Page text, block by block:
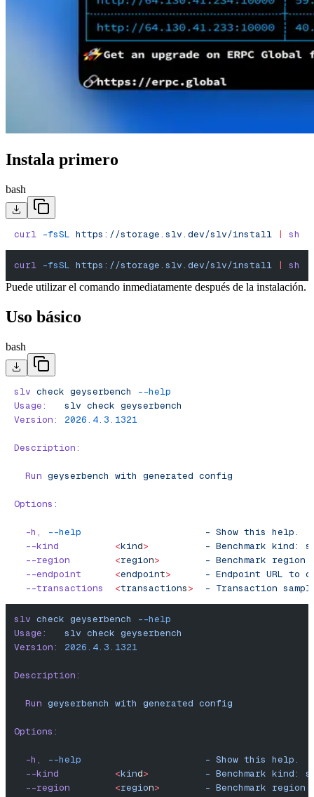
Instala primero
bash
curl -fsSL https://storage.slv.dev/slv/install | sh
curl -fsSL https://storage.slv.dev/slv/install |
sh
Puede utilizar el comando inmediatamente después de la instalación.
Uso básico
bash
slv check geyserbench
--help
Usage:
   slv
check geyserbench
Version:
2026.4.3.1321
Description:
  Run
geyserbench with generated config
Options:
  -h,
--help
                      -
Show this help.
  --kind
          <
kind>
          -
Benchmark kind:
  --region
        <
region>
        -
Benchmark region
  --endpoint
      <
endpoint>
      -
Endpoint URL to
  --transactions
  <
transactions>
  -
Transaction
slv check geyserbench
--help
Usage:
   slv
check geyserbench
Version:
2026.4.3.1321
Description:
  Run
geyserbench with generated config
Options:
  -h,
--help
                      -
Show this help.
  --kind
          <
kind>
          -
Benchmark kind:
  --region
        <
region>
        -
Benchmark region